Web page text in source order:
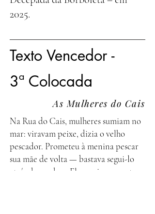
2025.
Texto Vencedor -
3ª Colocada
As Mulheres do Cais
Na Rua do Cais, mulheres sumiam no
mar: viravam peixe, dizia o velho
pescador. Prometeu à menina pescar
sua mãe de volta — bastava segui-lo
atrás das pedras. Ela sorriu e apontou